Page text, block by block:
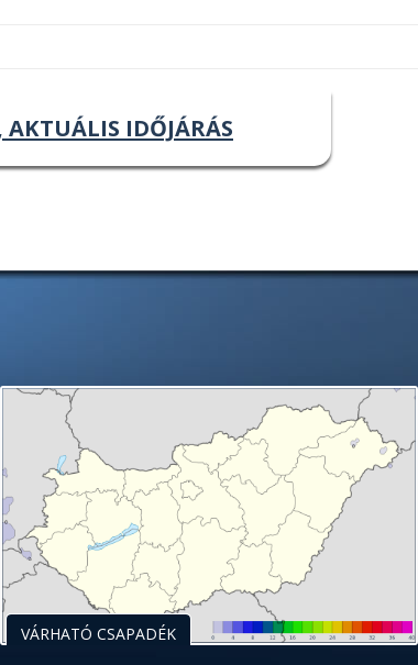
AKTUÁLIS IDŐJÁRÁS
VÁRHATÓ CSAPADÉK